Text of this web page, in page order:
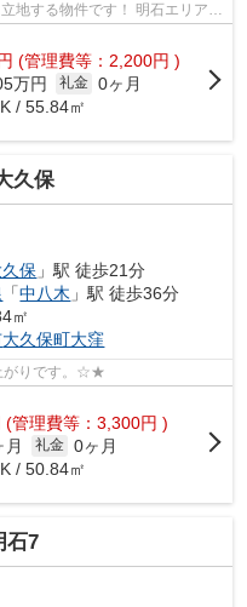
件です！ 明石エリアの
(管理費等：2,200円 )
万円 礼金 0ヶ月
/ 55.84㎡
久保
久保 」駅 徒歩21分
「中八木 」駅 徒歩36分
㎡
大久保町大窪
がりです。☆★
(管理費等：3,300円 )
月 礼金 0ヶ月
/ 50.84㎡
石7